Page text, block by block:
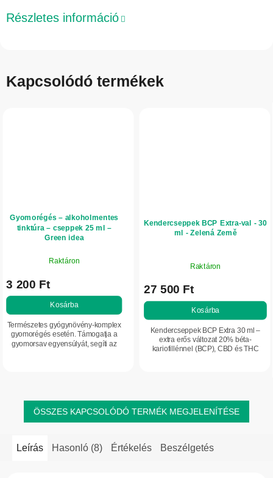
Részletes információ
Kapcsolódó termékek
Gyomorégés – alkoholmentes
tinktúra – cseppek 25 ml –
Green idea
Raktáron
3 200 Ft
Kosárba
Természetes gyógynövény-komplex
gyomorégés esetén. Támogatja a
gyomorsav egyensúlyát, segíti az
Kendercseppek BCP Extra-val - 30
ml - Zelená Země
Raktáron
27 500 Ft
Kosárba
Kendercseppek BCP Extra 30 ml –
extra erős változat 20% béta-
kariofillénnel (BCP), CBD és THC
ÖSSZES KAPCSOLÓDÓ TERMÉK MEGJELENÍTÉSE
Leírás Hasonló (8) Értékelés Beszélgetés